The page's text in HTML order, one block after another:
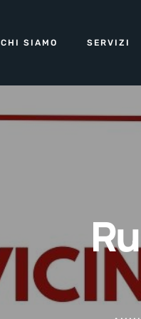
CHI SIAMO SERVIZI